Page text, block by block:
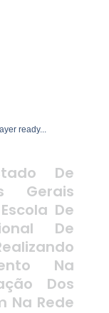
ready...
De
Gerais
De
De
Na
Dos
Na Rede